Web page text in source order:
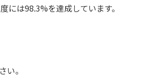
には98.3%を達成しています。
い。